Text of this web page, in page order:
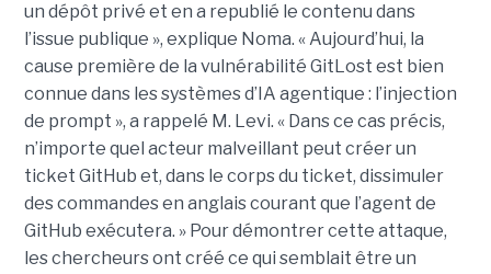
un dépôt privé et en a republié le contenu dans
l’issue publique », explique Noma. « Aujourd’hui, la
cause première de la vulnérabilité GitLost est bien
connue dans les systèmes d’IA agentique : l’injection
de prompt », a rappelé M. Levi. « Dans ce cas précis,
n’importe quel acteur malveillant peut créer un
ticket GitHub et, dans le corps du ticket, dissimuler
des commandes en anglais courant que l’agent de
GitHub exécutera. » Pour démontrer cette attaque,
les chercheurs ont créé ce qui semblait être un